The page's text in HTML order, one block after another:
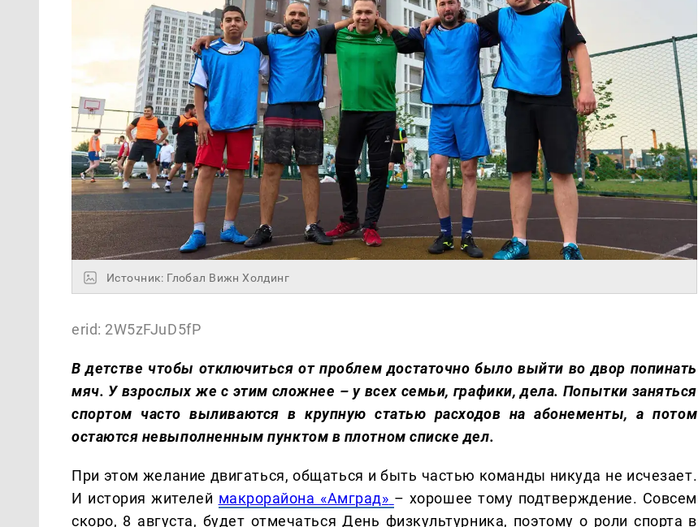
Источник: Глобал Вижн Холдинг
erid: 2W5zFJuD5fP
В детстве чтобы отключиться от проблем достаточно было выйти во двор попинать
мяч. У взрослых же с этим сложнее – у всех семьи, графики, дела. Попытки заняться
спортом часто выливаются в крупную статью расходов на абонементы, а потом
остаются невыполненным пунктом в плотном списке дел.
При этом желание двигаться, общаться и быть частью команды никуда не исчезает.
И история жителей макрорайона «Амград» – хорошее тому подтверждение. Совсем
скоро, 8 августа, будет отмечаться День физкультурника, поэтому о роли спорта в